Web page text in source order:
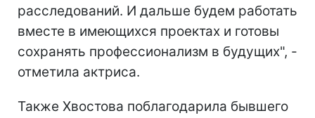
расследований. И дальше будем работать
вместе в имеющихся проектах и готовы
сохранять профессионализм в будущих", -
отметила актриса.
Также Хвостова поблагодарила бывшего